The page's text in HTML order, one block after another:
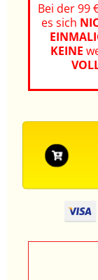
Bei der 99
es sich
KEINE